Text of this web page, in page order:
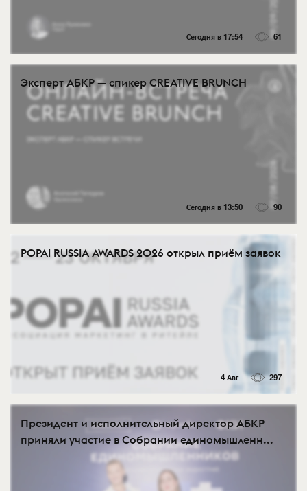
Сегодня в 17:54 61
Эксперт АБКР — спикер CREATIVE BRUNCH
Сегодня в 13:50 90
POPAI RUSSIA AWARDS 2026 открыл приём заявок
4 Авг 297
Президент и исполнительный директор АБКР
приняли участие в Собрании единомышленн...